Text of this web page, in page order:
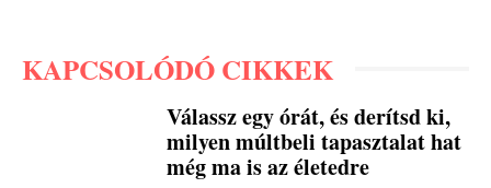
KAPCSOLÓDÓ CIKKEK
Válassz egy órát, és derítsd ki,
milyen múltbeli tapasztalat hat
még ma is az életedre